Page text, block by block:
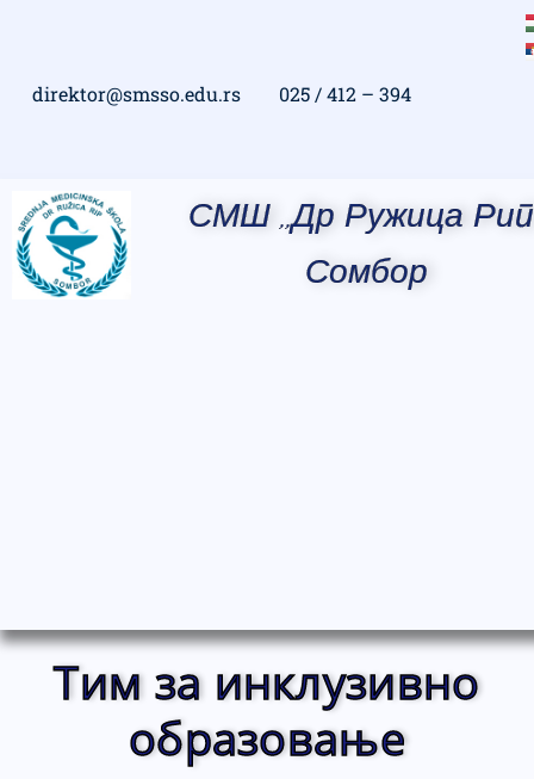
direktor@smsso.edu.rs 025 / 412 – 394
СМШ ,,Др Ружица
Сомбор
Тим за инклузивно
образовање